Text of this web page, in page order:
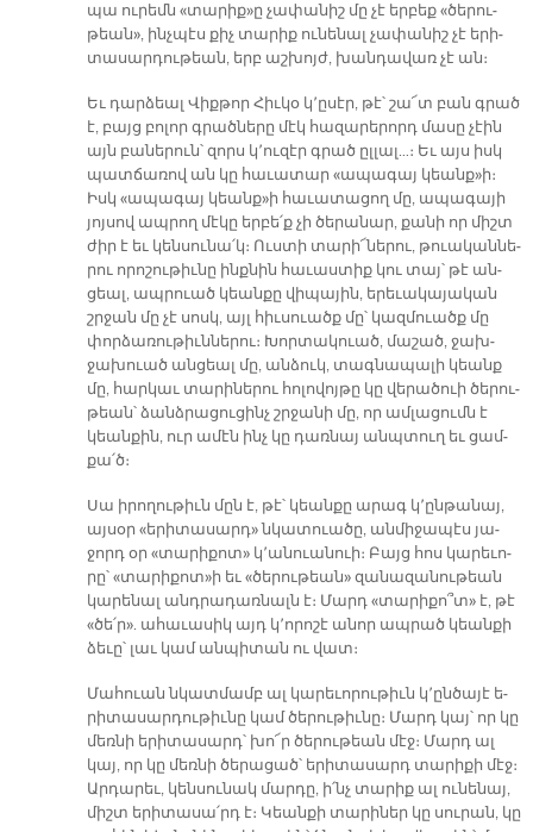
պա ու­րեմն «տա­րիք»ը չա­փա­նիշ մը չէ եր­բեք «ծե­րու­
թեան», ինչ­պէս քիչ տա­րիք ու­նե­նալ չա­փա­նիշ չէ ե­րի­
տա­սար­դու­թեան, երբ աշ­խոյժ, խան­դա­վառ չէ ան։
Եւ դար­ձեալ Վիք­թոր Հիւ­կօ կ՚ը­սէր, թէ՝ շա՜տ բան գրած
է, բայց բո­լոր գրած­նե­րը մէկ հա­զա­րե­րորդ մա­սը չէին
այն բա­նե­րուն՝ զորս կ՚ու­զէր գրած ըլ­լալ…։ Եւ այս իսկ
պատ­ճա­ռով ան կը հա­ւա­տար «ա­պա­գայ կեանք»ի։
Իսկ «ա­պա­գայ կեանք»ի հա­ւա­տա­ցող մը, ա­պա­գա­յի
յոյ­սով ապ­րող մէ­կը եր­բե՛ք չի ծե­րա­նար, քա­նի որ միշտ
ժիր է եւ կեն­սու­նա՛կ։ Ուս­տի տա­րի՜­նե­րու, թուա­կան­նե­
րու ո­րո­շու­թիւ­նը ինք­նին հա­ւաս­տիք կու տայ՝ թէ ան­
ցեալ, ապ­րուած կեան­քը վի­պա­յին, ե­րե­ւա­կա­յա­կան
շրջան մը չէ սոսկ, այլ հիւ­սուածք մը՝ կազ­մուածք մը
փոր­ձա­ռու­թիւն­նե­րու։ Խոր­տա­կուած, մա­շած, ջախ­
ջախուած ան­ցեալ մը, ան­ձուկ, տագ­նա­պա­լի կեանք
մը, հար­կաւ տա­րի­նե­րու հո­լո­վոյ­թը կը վե­րա­ծուի ծե­րու­
թեան՝ ձանձ­րա­ցու­ցինչ շրջա­նի մը, որ ամ­լա­ցումն է
կեան­քին, ուր ա­մէն ինչ կը դառ­նայ անպ­տուղ եւ ցամ­
քա՛ծ։
Սա ի­րո­ղու­թիւն մըն է, թէ՝ կեան­քը ա­րագ կ՚ըն­թա­նայ,
այ­սօր «ե­րի­տա­սարդ» նկա­տուա­ծը, ան­մի­ջա­պէս յա­
ջորդ օր «տա­րի­քոտ» կ՚ա­նուա­նուի։ Բայց հոս կա­րե­ւո­
րը՝ «տա­րի­քոտ»ի եւ «ծե­րու­թեան» զա­նա­զա­նու­թեան
կա­րե­նալ անդ­րա­դառ­նալն է։ Մարդ «տա­րի­քո՞տ» է, թէ
«ծե՛ր». ա­հա­ւա­սիկ այդ կ՚ո­րո­շէ ա­նոր ապ­րած կեան­քի
ձե­ւը՝ լաւ կամ ան­պի­տան ու վատ։
Մա­հուան նկատ­մամբ ալ կա­րե­ւո­րու­թիւն կ՚ըն­ծա­յէ ե­
րի­տա­սար­դու­թիւ­նը կամ ծե­րու­թիւ­նը։ Մարդ կայ՝ որ կը
մեռ­նի ե­րի­տա­սարդ՝ խո՜ր ծե­րու­թեան մէջ։ Մարդ ալ
կայ, որ կը մեռ­նի ծե­րա­ցած՝ ե­րի­տա­սարդ տա­րի­քի մէջ։
Ար­դա­րեւ, կեն­սու­նակ մար­դը, ի՛նչ տա­րիք ալ ու­նե­նայ,
միշտ ե­րի­տա­սա՛րդ է։ Կեան­քի տա­րի­ներ կը սու­րան, կը